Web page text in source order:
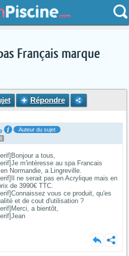
Français marque
Répondre
Auteur du sujet
a tous,
m'intéresse au spa Francais
Normandie, a Lingreville.
ne serait pas en Acrylique mais en
de 3990€ TTC.
vous ce produit, qu'es
et de cout d'utilisation ?
a bientôt,